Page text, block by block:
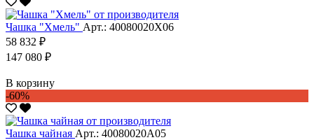
Чашка "Хмель" Арт.: 40080020Х06
58 832 ₽
147 080 ₽
В корзину
-60%
Чашка чайная Арт.: 40080020А05